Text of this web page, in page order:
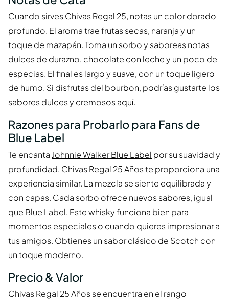
Cuando sirves Chivas Regal 25, notas un color dorado
profundo. El aroma trae frutas secas, naranja y un
toque de mazapán. Toma un sorbo y saboreas notas
dulces de durazno, chocolate con leche y un poco de
especias. El final es largo y suave, con un toque ligero
de humo. Si disfrutas del bourbon, podrías gustarte los
sabores dulces y cremosos aquí.
Razones para Probarlo para Fans de
Blue Label
Te encanta Johnnie Walker Blue Label por su suavidad y
profundidad. Chivas Regal 25 Años te proporciona una
experiencia similar. La mezcla se siente equilibrada y
con capas. Cada sorbo ofrece nuevos sabores, igual
que Blue Label. Este whisky funciona bien para
momentos especiales o cuando quieres impresionar a
tus amigos. Obtienes un sabor clásico de Scotch con
un toque moderno.
Precio & Valor
Chivas Regal 25 Años se encuentra en el rango